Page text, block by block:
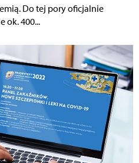
Do tej pory oficjalnie
ok. 400...